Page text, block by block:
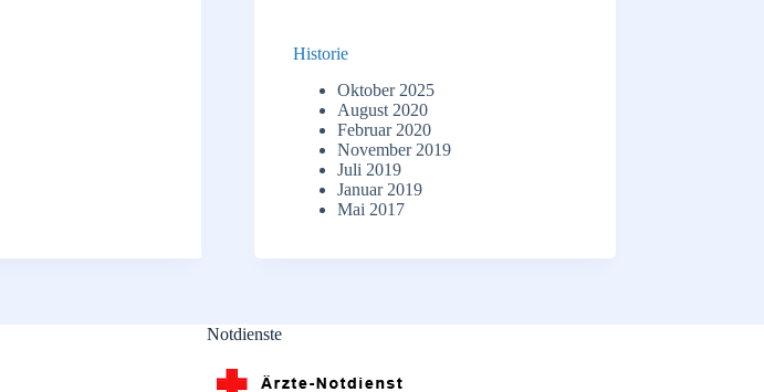
Historie
Oktober 2025
August 2020
Februar 2020
November 2019
Juli 2019
Januar 2019
Mai 2017
Notdienste